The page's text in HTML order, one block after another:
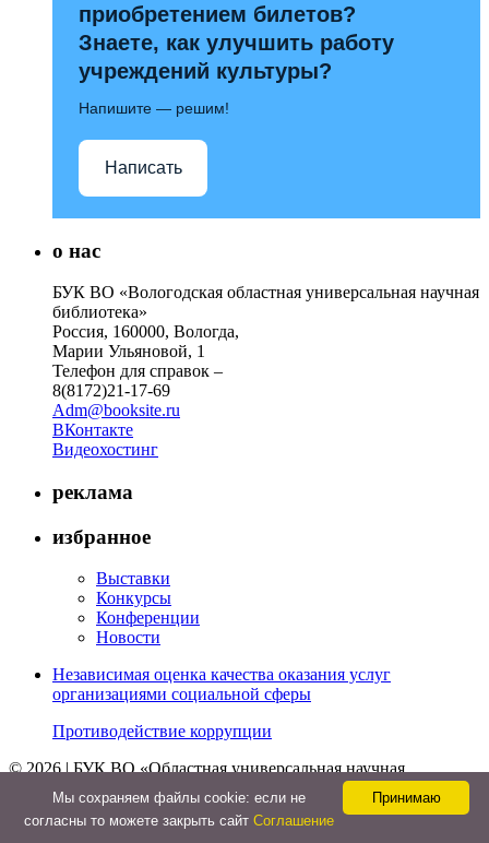
приобретением билетов?
Знаете, как улучшить работу
учреждений культуры?
Напишите — решим!
Написать
о нас
БУК ВО «Вологодская областная универсальная научная
библиотека»
Россия, 160000, Вологда,
Марии Ульяновой, 1
Телефон для справок –
8(8172)21-17-69
Adm@booksite.ru
ВКонтакте
Видеохостинг
реклама
избранное
Выставки
Конкурсы
Конференции
Новости
Независимая оценка качества оказания услуг
организациями социальной сферы
Противодействие коррупции
© 2026 | БУК ВО «Областная универсальная научная
библиотека»
Принимаю
Мы cохраняем файлы cookie: если не
согласны то можете закрыть сайт Соглашение